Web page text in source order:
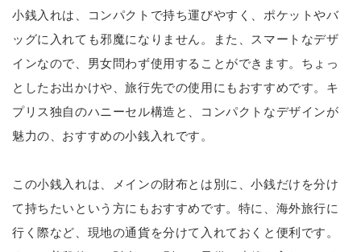
小銭入れは、コンパクトで持ち運びやすく、ポケットやバ
ッグに入れても邪魔になりません。また、スマートなデザ
インなので、男女問わず使用することができます。ちょっ
としたお出かけや、旅行先での使用にもおすすめです。キ
プリス独自のハニーセル構造と、コンパクトなデザインが
魅力の、おすすめの小銭入れです。
この小銭入れは、メインの財布とは別に、小銭だけを分け
て持ちたいという方にもおすすめです。特に、海外旅行に
行く際など、現地の通貨を分けて入れておくと便利です。